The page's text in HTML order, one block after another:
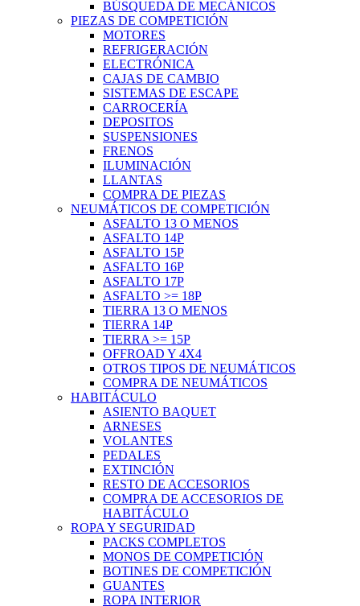
BÚSQUEDA DE MECÁNICOS
PIEZAS DE COMPETICIÓN
MOTORES
REFRIGERACIÓN
ELECTRÓNICA
CAJAS DE CAMBIO
SISTEMAS DE ESCAPE
CARROCERÍA
DEPOSITOS
SUSPENSIONES
FRENOS
ILUMINACIÓN
LLANTAS
COMPRA DE PIEZAS
NEUMÁTICOS DE COMPETICIÓN
ASFALTO 13 O MENOS
ASFALTO 14P
ASFALTO 15P
ASFALTO 16P
ASFALTO 17P
ASFALTO >= 18P
TIERRA 13 O MENOS
TIERRA 14P
TIERRA >= 15P
OFFROAD Y 4X4
OTROS TIPOS DE NEUMÁTICOS
COMPRA DE NEUMÁTICOS
HABITÁCULO
ASIENTO BAQUET
ARNESES
VOLANTES
PEDALES
EXTINCIÓN
RESTO DE ACCESORIOS
COMPRA DE ACCESORIOS DE
HABITÁCULO
ROPA Y SEGURIDAD
PACKS COMPLETOS
MONOS DE COMPETICIÓN
BOTINES DE COMPETICIÓN
GUANTES
ROPA INTERIOR